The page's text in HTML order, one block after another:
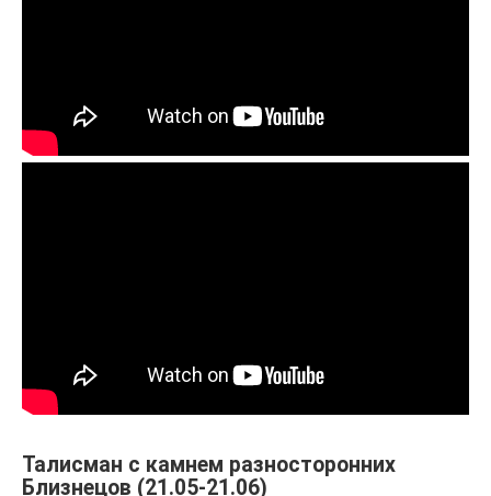
Талисман с камнем разносторонних
Близнецов (21.05-21.06)